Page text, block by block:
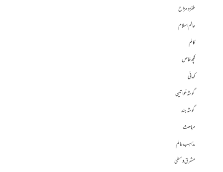
طنز و مزاح
عالم اسلام
کالم
کچھ خاص
کہانی
گوشہ خواتین
گوشہ ہند
مباحث
مذاہب عالم
مشرق وسطی